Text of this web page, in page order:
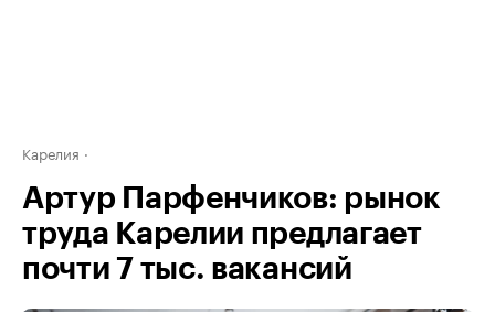
Карелия
Артур Парфенчиков: рынок
труда Карелии предлагает
почти 7 тыс. вакансий